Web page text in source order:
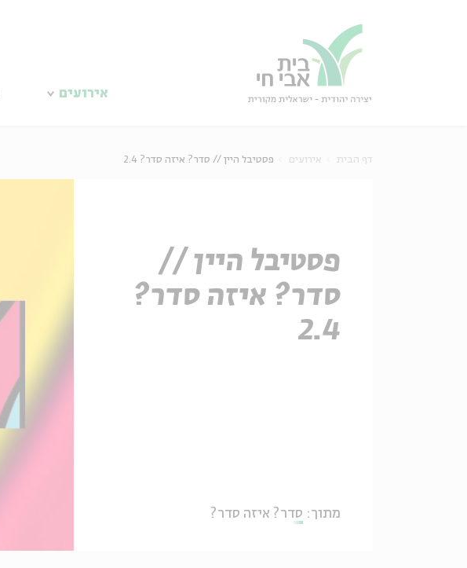
אירועים
דף הבית אירועים פסטיבל היין // סדר? איזה סדר? 2.4
פסטיבל היין //
סדר? איזה סדר?
2.4
מתוך: סדר? איזה סדר?